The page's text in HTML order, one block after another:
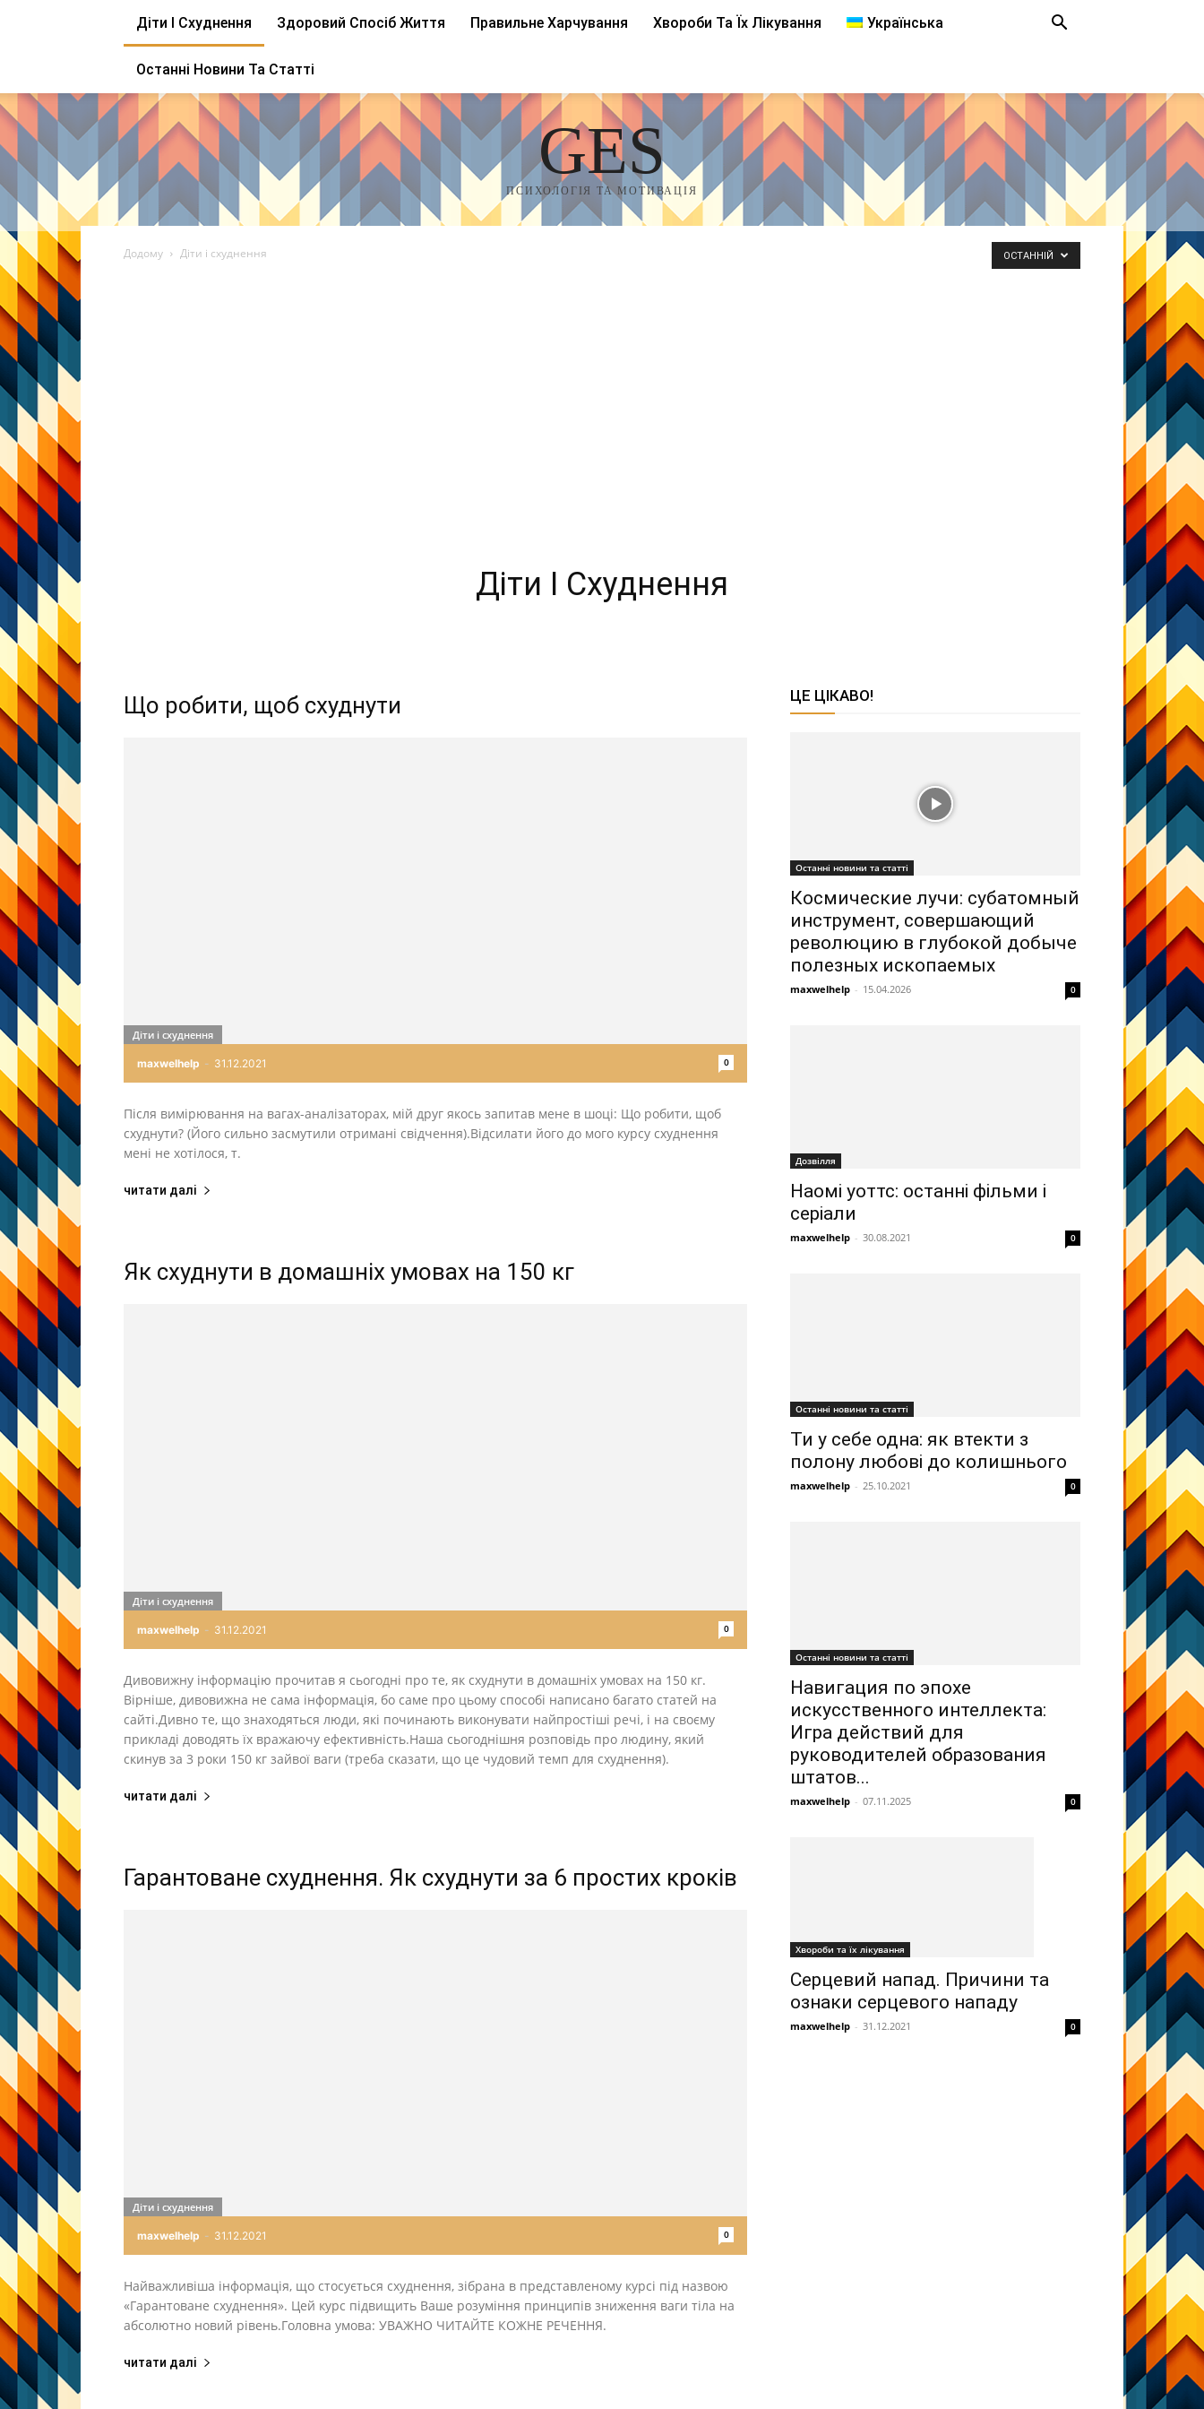
Діти І Схуднення Здоровий Спосіб Життя Правильне Харчування Хвороби Та Їх Лікування Українська
Останні Новини Та Статті
GES
ПСИХОЛОГІЯ ТА МОТИВАЦІЯ
Додому Діти і схуднення
Діти І Схуднення
ОСТАННІЙ
Що робити, щоб схуднути
maxwelhelp - 31.12.2021 0
Діти і схуднення
Після вимірювання на вагах-аналізаторах, мій друг якось запитав мене в шоці: Що робити, щоб
схуднути? (Його сильно засмутили отримані свідчення).Відсилати його до мого курсу схуднення
мені не хотілося, т.
читати далі
Як схуднути в домашніх умовах на 150 кг
maxwelhelp - 31.12.2021 0
Діти і схуднення
Дивовижну інформацію прочитав я сьогодні про те, як схуднути в домашніх умовах на 150 кг.
Вірніше, дивовижна не сама інформація, бо саме про цьому способі написано багато статей на
сайті.Дивно те, що знаходяться люди, які починають виконувати найпростіші речі, і на своєму
прикладі доводять їх вражаючу ефективність.Наша сьогоднішня розповідь про людину, який
скинув за 3 роки 150 кг зайвої ваги (треба сказати, що це чудовий темп для схуднення).
читати далі
Гарантоване схуднення. Як схуднути за 6 простих кроків
maxwelhelp - 31.12.2021 0
Діти і схуднення
Найважливіша інформація, що стосується схуднення, зібрана в представленому курсі під назвою
«Гарантоване схуднення». Цей курс підвищить Ваше розуміння принципів зниження ваги тіла на
абсолютно новий рівень.Головна умова: УВАЖНО ЧИТАЙТЕ КОЖНЕ РЕЧЕННЯ.
читати далі
ЦЕ ЦІКАВО!
Останні новини та статті
Космические лучи: субатомный
инструмент, совершающий
революцию в глубокой добыче
полезных ископаемых
maxwelhelp - 15.04.2026 0
Дозвілля
Наомі уоттс: останні фільми і
серіали
maxwelhelp - 30.08.2021 0
Останні новини та статті
Ти у себе одна: як втекти з
полону любові до колишнього
maxwelhelp - 25.10.2021 0
Останні новини та статті
Навигация по эпохе
искусственного интеллекта:
Игра действий для
руководителей образования
штатов...
maxwelhelp - 07.11.2025 0
Хвороби та їх лікування
Серцевий напад. Причини та
ознаки серцевого нападу
maxwelhelp - 31.12.2021 0